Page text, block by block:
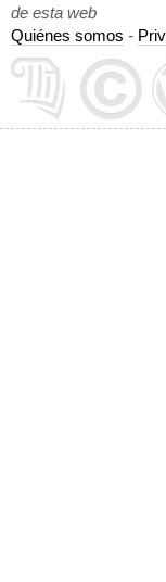
de esta web
Quiénes somos -